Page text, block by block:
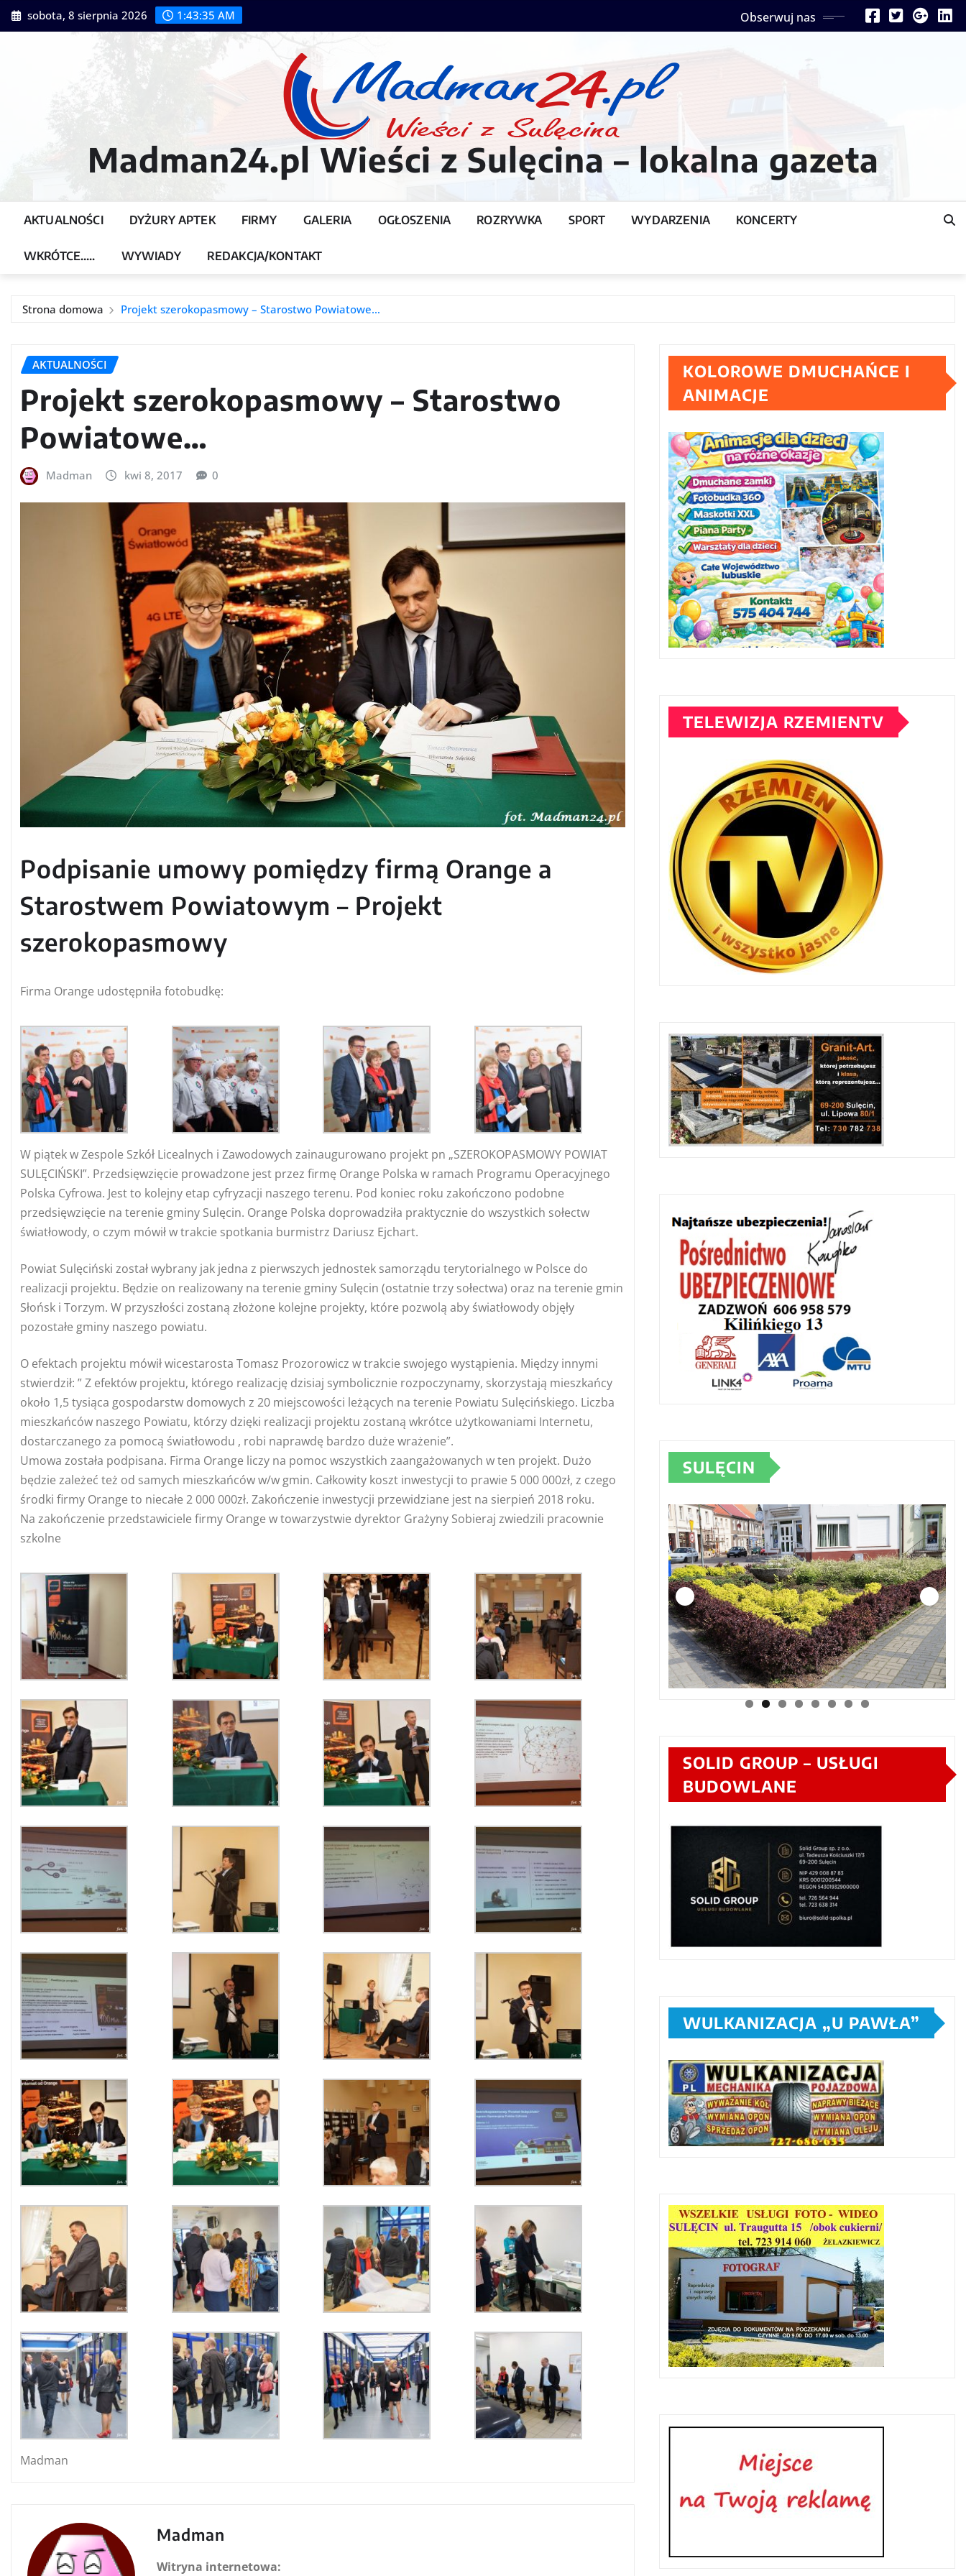
Przejdź
do
sobota, 8 sierpnia 2026 1:43:37 AM Obserwuj nas
Madman24.pl Wieści z Sulęcina – lokalna gazeta
AKTUALNOŚCI DYŻURY APTEK FIRMY GALERIA OGŁOSZENIA ROZRYWKA SPORT WYDARZENIA KONCERTY
WKRÓTCE….. WYWIADY REDAKCJA/KONTAKT
Strona domowa Projekt szerokopasmowy – Starostwo Powiatowe…
AKTUALNOŚCI
Projekt szerokopasmowy – Starostwo
Powiatowe…
Madman kwi 8, 2017 0
Podpisanie umowy pomiędzy firmą Orange a
Starostwem Powiatowym – Projekt
szerokopasmowy
Firma Orange udostępniła fotobudkę:
W piątek w Zespole Szkół Licealnych i Zawodowych zainaugurowano projekt pn „SZEROKOPASMOWY POWIAT
SULĘCIŃSKI”. Przedsięwzięcie prowadzone jest przez firmę Orange Polska w ramach Programu Operacyjnego
Polska Cyfrowa. Jest to kolejny etap cyfryzacji naszego terenu. Pod koniec roku zakończono podobne
przedsięwzięcie na terenie gminy Sulęcin. Orange Polska doprowadziła praktycznie do wszystkich sołectw
światłowody, o czym mówił w trakcie spotkania burmistrz Dariusz Ejchart.
Powiat Sulęciński został wybrany jak jedna z pierwszych jednostek samorządu terytorialnego w Polsce do
realizacji projektu. Będzie on realizowany na terenie gminy Sulęcin (ostatnie trzy sołectwa) oraz na terenie gmin
Słońsk i Torzym. W przyszłości zostaną złożone kolejne projekty, które pozwolą aby światłowody objęły
pozostałe gminy naszego powiatu.
O efektach projektu mówił wicestarosta Tomasz Prozorowicz w trakcie swojego wystąpienia. Między innymi
stwierdził: ” Z efektów projektu, którego realizację dzisiaj symbolicznie rozpoczynamy, skorzystają mieszkańcy
około 1,5 tysiąca gospodarstw domowych z 20 miejscowości leżących na terenie Powiatu Sulęcińskiego. Liczba
mieszkańców naszego Powiatu, którzy dzięki realizacji projektu zostaną wkrótce użytkowaniami Internetu,
dostarczanego za pomocą światłowodu , robi naprawdę bardzo duże wrażenie”.
Umowa została podpisana. Firma Orange liczy na pomoc wszystkich zaangażowanych w ten projekt. Dużo
będzie zależeć też od samych mieszkańców w/w gmin. Całkowity koszt inwestycji to prawie 5 000 000zł, z czego
środki firmy Orange to niecałe 2 000 000zł. Zakończenie inwestycji przewidziane jest na sierpień 2018 roku.
Na zakończenie przedstawiciele firmy Orange w towarzystwie dyrektor Grażyny Sobieraj zwiedzili pracownie
szkolne
Madman
Madman
Witryna internetowa:
KOLOROWE DMUCHAŃCE I
ANIMACJE
TELEWIZJA RZEMIENTV
SULĘCIN
SOLID GROUP – USŁUGI
BUDOWLANE
WULKANIZACJA „U PAWŁA”